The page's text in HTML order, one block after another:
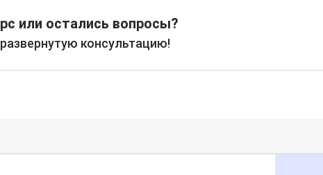
или остались вопросы?
консультацию!